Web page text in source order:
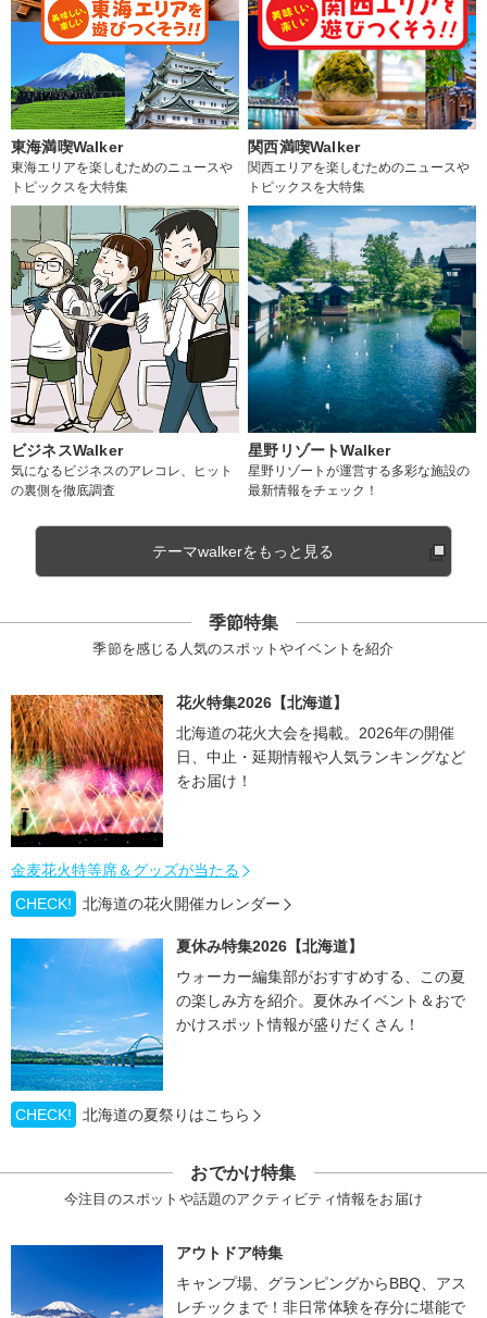
東海満喫Walker
東海エリアを楽しむためのニュースや
トピックスを大特集
関西満喫Walker
関西エリアを楽しむためのニュースや
トピックスを大特集
ビジネスWalker
気になるビジネスのアレコレ、ヒット
の裏側を徹底調査
星野リゾートWalker
星野リゾートが運営する多彩な施設の
最新情報をチェック！
テーマwalkerをもっと見る
季節特集
季節を感じる人気のスポットやイベントを紹介
花火特集2026【北海道】
北海道の花火大会を掲載。2026年の開催
日、中止・延期情報や人気ランキングなど
をお届け！
金麦花火特等席＆グッズが当たる
CHECK!
北海道の花火開催カレンダー
夏休み特集2026【北海道】
ウォーカー編集部がおすすめする、この夏
の楽しみ方を紹介。夏休みイベント＆おで
かけスポット情報が盛りだくさん！
CHECK! 北海道の夏祭りはこちら
おでかけ特集
今注目のスポットや話題のアクティビティ情報をお届け
アウトドア特集
キャンプ場、グランピングからBBQ、アス
レチックまで！非日常体験を存分に堪能で